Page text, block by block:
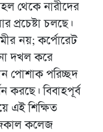
থেকে নারীদের
প্রচেষ্টা চলছে।
নয়; কর্পোরেট
দখল করে
পোশাক পরিচ্ছদ
করছে। বিবাহপূর্ব
এই শিক্ষিত
কলেজ